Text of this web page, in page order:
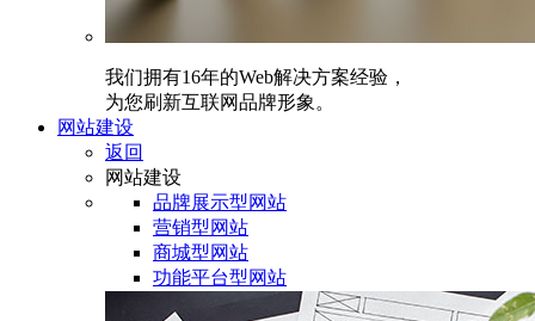
我们拥有16年的Web解决方案经验，
为您刷新互联网品牌形象。
网站建设
返回
网站建设
品牌展示型网站
营销型网站
商城型网站
功能平台型网站